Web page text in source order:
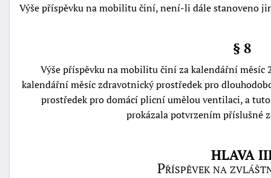
Výše příspěvku na mobilitu činí, není-li dále stanoveno
§ 8
Výše příspěvku na mobilitu činí za kalendářní měsíc
kalendářní měsíc zdravotnický prostředek pro
prostředek pro domácí plicní umělou ventilaci, a
prokázala potvrzením příslušné
HLAVA
Příspěvek na